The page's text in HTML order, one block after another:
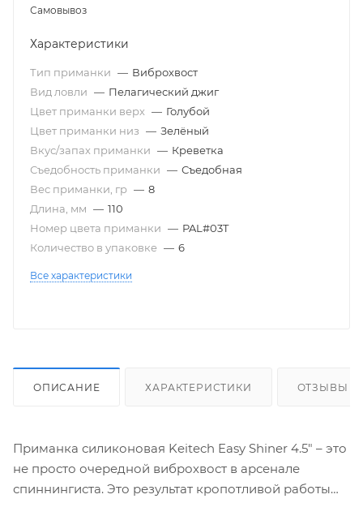
Самовывоз
Характеристики
Тип приманки — Виброхвост
Вид ловли — Пелагический джиг
Цвет приманки верх — Голубой
Цвет приманки низ — Зелёный
Вкус/запах приманки — Креветка
Съедобность приманки — Съедобная
Вес приманки, гр — 8
Длина, мм — 110
Номер цвета приманки — PAL#03T
Количество в упаковке — 6
Все характеристики
ОПИСАНИЕ ХАРАКТЕРИСТИКИ ОТЗЫВЫ
Приманка силиконовая Keitech Easy Shiner 4.5" – это
не просто очередной виброхвост в арсенале
спиннингиста. Это результат кропотливой работы